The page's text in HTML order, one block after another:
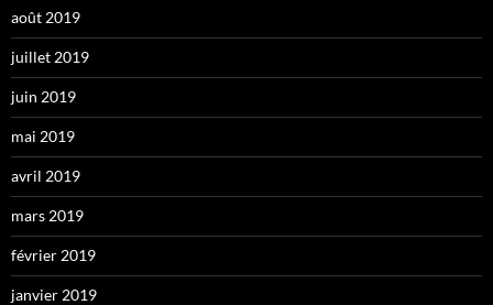
août 2019
juillet 2019
juin 2019
mai 2019
avril 2019
mars 2019
février 2019
janvier 2019